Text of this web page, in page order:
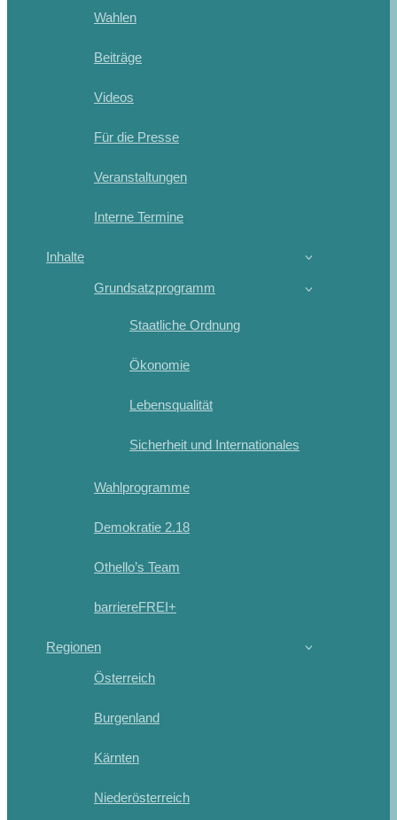
Wahlen
Beiträge
Videos
Für die Presse
Veranstaltungen
Interne Termine
Inhalte
Grundsatzprogramm
Staatliche Ordnung
Ökonomie
Lebensqualität
Sicherheit und Internationales
Wahlprogramme
Demokratie 2.18
Othello’s Team
barriereFREI+
Regionen
Österreich
Burgenland
Kärnten
Niederösterreich